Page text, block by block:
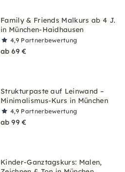
Family & Friends Malkurs ab 4 J.
in München-Haidhausen
4,9 Partnerbewertung
ab 69 €
Strukturpaste auf Leinwand –
Minimalismus-Kurs in München
4,9 Partnerbewertung
ab 99 €
Kinder-Ganztagskurs: Malen,